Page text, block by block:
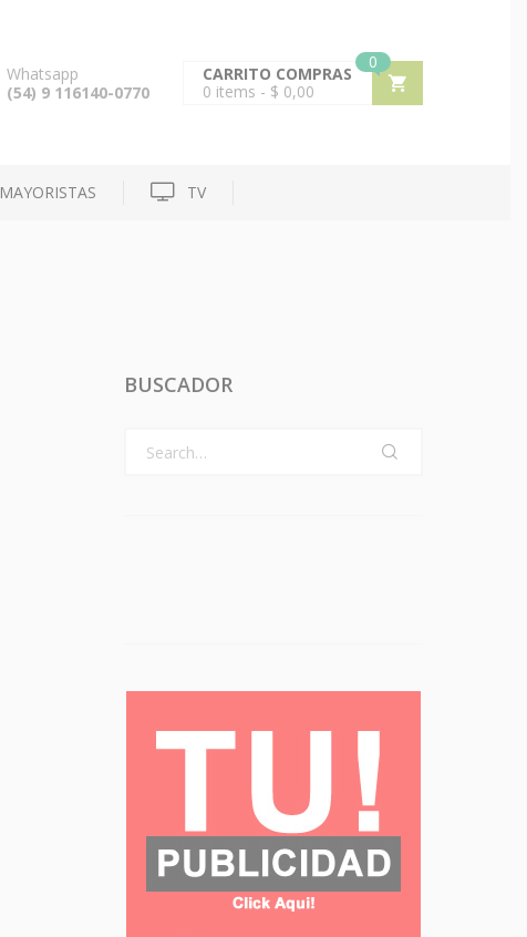
Whatsapp
(54) 9 116140-0770
0
CARRITO COMPRAS
0 items - $ 0,00
MAYORISTAS TV
BUSCADOR